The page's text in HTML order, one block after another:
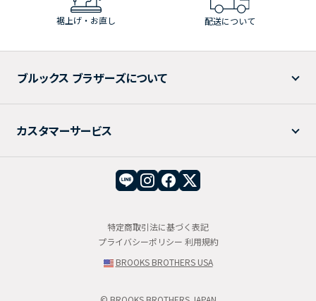
裾上げ・お直し 配送について
ブルックス ブラザーズについて
カスタマーサービス
特定商取引法に基づく表記
プライバシーポリシー 利用規約
BROOKS BROTHERS USA